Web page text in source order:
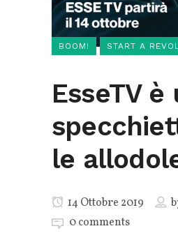
BOOM! START A
EsseTV è
le
14 Ottobre 2019
0 comments